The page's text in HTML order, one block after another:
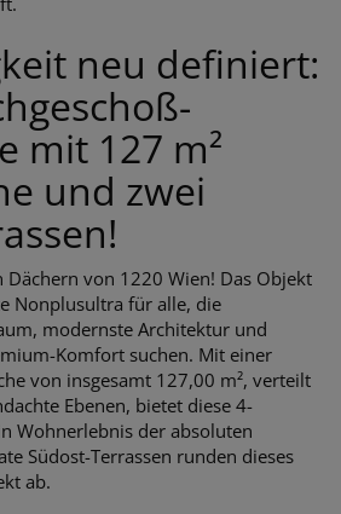
neu definiert:
mit 127 m²
und zwei
von 1220 Wien! Das Objekt
Nonplusultra für alle, die
modernste Architektur und
Komfort suchen. Mit einer
von insgesamt 127,00 m², verteilt
Ebenen, bietet diese 4-
Wohnerlebnis der absoluten
Südost-Terrassen runden dieses
ab.